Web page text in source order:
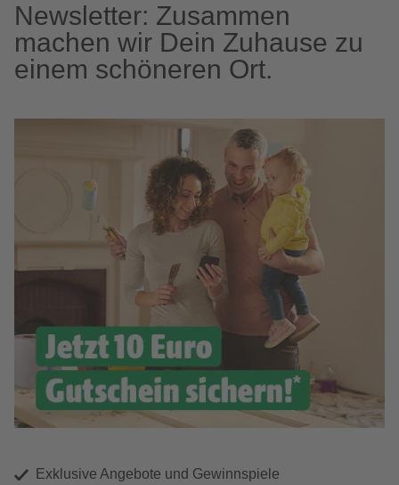
Newsletter: Zusammen
machen wir Dein Zuhause zu
einem schöneren Ort.
Exklusive Angebote und Gewinnspiele